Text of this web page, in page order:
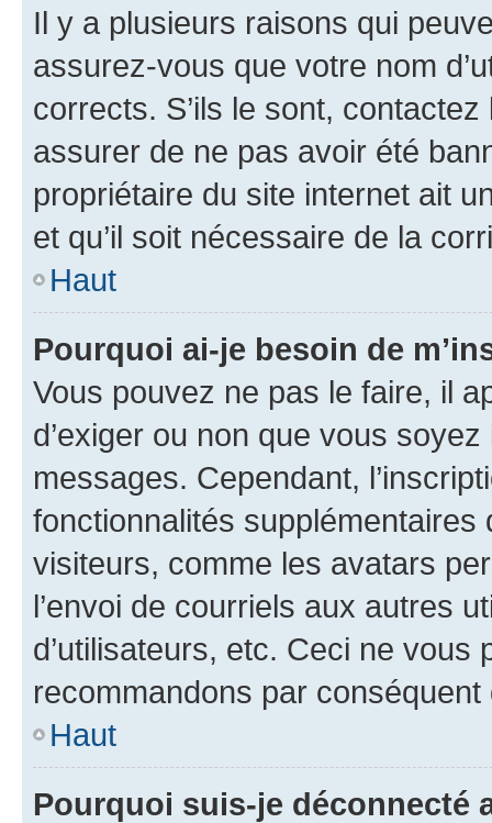
Il y a plusieurs raisons qui
assurez-vous que votre nom
corrects. S’ils le sont,
assurer de ne pas avoir été
propriétaire du site internet ait
et qu’il soit nécessaire de la
Haut
Pourquoi ai-je besoin de
Vous pouvez ne pas le faire, il
d’exiger ou non que vous
messages. Cependant,
fonctionnalités
visiteurs, comme les avatars
l’envoi de courriels aux autres
d’utilisateurs, etc. Ceci ne vous
recommandons par conséquent
Haut
Pourquoi suis-je déconnecté